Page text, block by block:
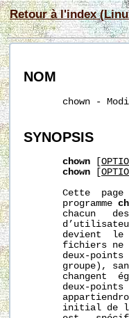
Retour à l'index
NOM
chown -
SYNOPSIS
chown
chown
Cette  page
       programme
chacun
devient  le
fichiers ne
deux-points
groupe),
changent
deux-points
initial de